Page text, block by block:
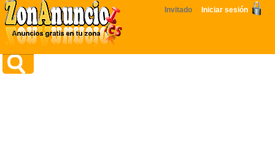
Invitado Iniciar sesión